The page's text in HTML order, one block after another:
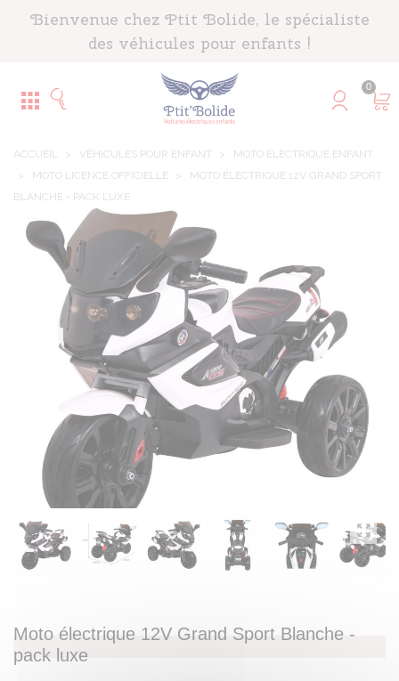
Bienvenue chez Ptit Bolide, le spécialiste
des véhicules pour enfants !
0
ACCUEIL > VÉHICULES POUR ENFANT >
MOTO ÉLECTRIQUE ENFANT
>
MOTO LICENCE OFFICIELLE >
MOTO ÉLECTRIQUE 12V GRAND SPORT
BLANCHE - PACK LUXE
Moto électrique 12V Grand Sport Blanche -
pack luxe